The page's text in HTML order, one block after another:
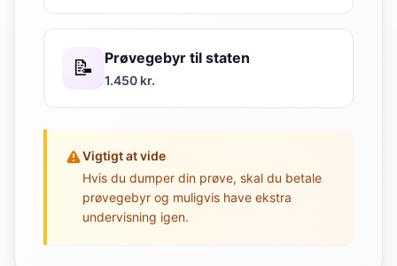
📝 Prøvegebyr til staten
1.450 kr.
Vigtigt at vide
Hvis du dumper din prøve, skal du betale
prøvegebyr og muligvis have ekstra
undervisning igen.